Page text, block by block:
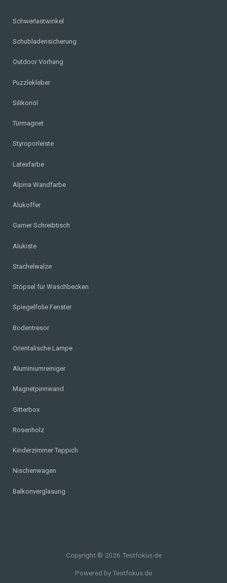
Schwerlastwinkel
Schubladensicherung
Outdoor Vorhang
Puzzlekleber
Silikonöl
Türmagnet
Styroporleiste
Latexfarbe
Alpina Wandfarbe
Alukoffer
Gamer Schreibtisch
Alukiste
Stachelwalze
Stöpsel für Waschbecken
Spiegelfolie Fenster
Bodentresor
Orientalische Lampe
Aluminiumreiniger
Magnetpinnwand
Gitterbox
Rosenholz
Kinderzimmer Teppich
Nischenwagen
Balkonverglasung
Copyright © 2026 Testfokus.de
Powered by Testfokus.de